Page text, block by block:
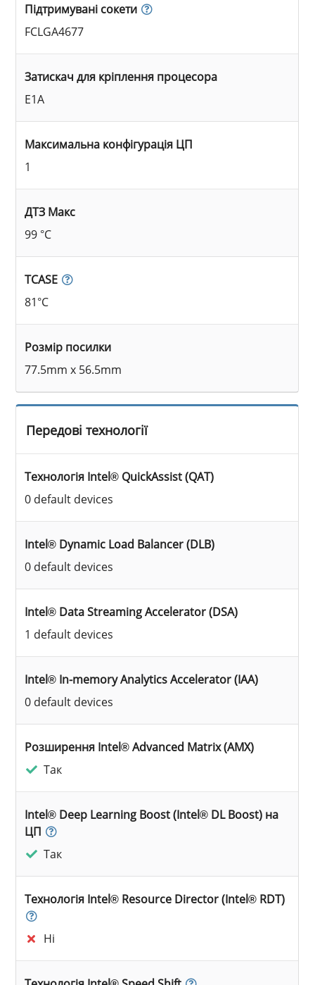
Підтримувані сокети
FCLGA4677
Затискач для кріплення процесора
E1A
Максимальна конфігурація ЦП
1
ДТЗ Макс
99 °C
TCASE
81°C
Розмір посилки
77.5mm x 56.5mm
Передові технології
Технологія Intel® QuickAssist (QAT)
0 default devices
Intel® Dynamic Load Balancer (DLB)
0 default devices
Intel® Data Streaming Accelerator (DSA)
1 default devices
Intel® In-memory Analytics Accelerator (IAA)
0 default devices
Розширення Intel® Advanced Matrix (AMX)
Так
Intel® Deep Learning Boost (Intel® DL Boost) на
ЦП
Так
Технологія Intel® Resource Director (Intel® RDT)
Ні